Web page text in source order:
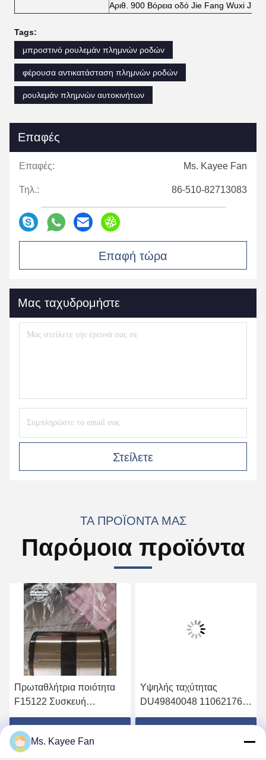
Αριθ. 900 Βόρεια οδό Jie Fang Wuxi
Tags:
μπροστινό ρουλεμάν πλημνών ροδών
φέρουσα αντικατάσταση πλημνών ροδών
ρουλεμάν πλημνών αυτοκινήτων
Επαφές
Επαφές: Ms. Kayee Fan
Τηλ.: 86-510-82713083
Επαφή τώρα
Μας ταχυδρομήστε
Στείλετε
ΤΑ ΠΡΟΪΌΝΤΑ ΜΑΣ
Παρόμοια προϊόντα
Πρωταθλήτρια ποιότητα
F15122 Συσκευή
ελαστικών τροχών
90*160*125mm
Πάρτε την καλύτερη τιμή
Υψηλής ταχύτητας
DU49840048 11062176
13475-27080 Λεκάνια
Υψηλής ποιότητας χάλυβα
Ms. Kayee Fan